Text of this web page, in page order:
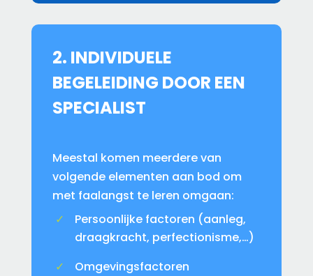
2. INDIVIDUELE
BEGELEIDING DOOR EEN
SPECIALIST
Meestal komen meerdere van
volgende elementen aan bod om
met faalangst te leren omgaan:
Persoonlijke factoren (aanleg,
draagkracht, perfectionisme,…)
Omgevingsfactoren